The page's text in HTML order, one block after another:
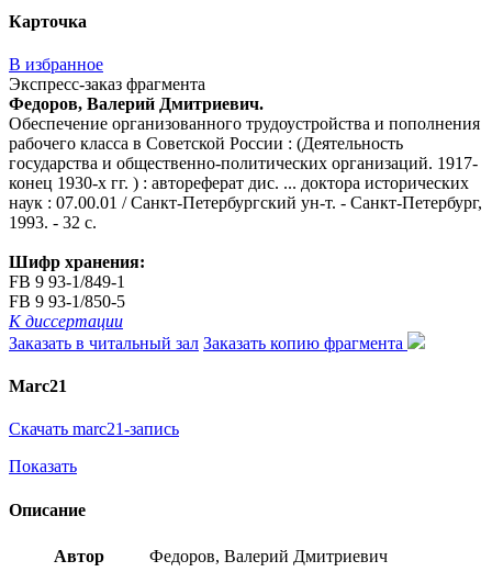
Карточка
В избранное
Экспресс-заказ фрагмента
Федоров, Валерий Дмитриевич.
Обеспечение организованного трудоустройства и пополнения
рабочего класса в Советской России : (Деятельность
государства и общественно-политических организаций. 1917-
конец 1930-х гг. ) : автореферат дис. ... доктора исторических
наук : 07.00.01 / Санкт-Петербургский ун-т. - Санкт-Петербург,
1993. - 32 с.
Шифр хранения:
FB 9 93-1/849-1
FB 9 93-1/850-5
К диссертации
Заказать в читальный зал Заказать копию фрагмента
Marc21
Скачать marc21-запись
Показать
Описание
Автор Федоров, Валерий Дмитриевич